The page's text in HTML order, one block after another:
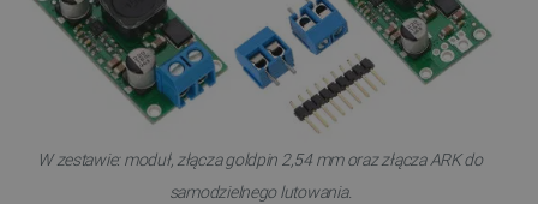
W zestawie: moduł, złącza goldpin 2,54 mm oraz złącza ARK do
samodzielnego lutowania.